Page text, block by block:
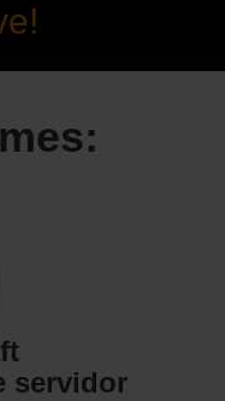
servidor